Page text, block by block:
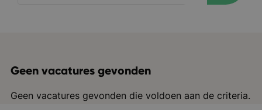
Geen vacatures gevonden
Geen vacatures gevonden die voldoen aan de criteria.